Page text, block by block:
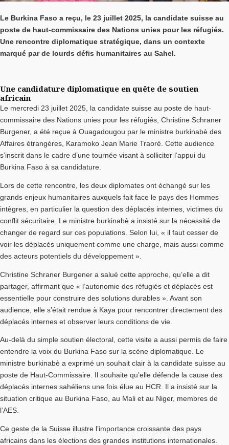
Le Burkina Faso a reçu, le 23 juillet 2025, la candidate suisse au
poste de haut-commissaire des Nations unies pour les réfugiés.
Une rencontre diplomatique stratégique, dans un contexte
marqué par de lourds défis humanitaires au Sahel.
Une candidature diplomatique en quête de soutien
africain
Le mercredi 23 juillet 2025, la candidate suisse au poste de haut-
commissaire des Nations unies pour les réfugiés, Christine Schraner
Burgener, a été reçue à Ouagadougou par le ministre burkinabè des
Affaires étrangères, Karamoko Jean Marie Traoré. Cette audience
s’inscrit dans le cadre d’une tournée visant à solliciter l’appui du
Burkina Faso à sa candidature.
Lors de cette rencontre, les deux diplomates ont échangé sur les
grands enjeux humanitaires auxquels fait face le pays des Hommes
intègres, en particulier la question des déplacés internes, victimes du
conflit sécuritaire. Le ministre burkinabè a insisté sur la nécessité de
changer de regard sur ces populations. Selon lui, « il faut cesser de
voir les déplacés uniquement comme une charge, mais aussi comme
des acteurs potentiels du développement ».
Christine Schraner Burgener a salué cette approche, qu’elle a dit
partager, affirmant que « l’autonomie des réfugiés et déplacés est
essentielle pour construire des solutions durables ». Avant son
audience, elle s’était rendue à Kaya pour rencontrer directement des
déplacés internes et observer leurs conditions de vie.
Au-delà du simple soutien électoral, cette visite a aussi permis de faire
entendre la voix du Burkina Faso sur la scène diplomatique. Le
ministre burkinabè a exprimé un souhait clair à la candidate suisse au
poste de Haut-Commissaire. Il souhaite qu’elle défende la cause des
déplacés internes sahéliens une fois élue au HCR. Il a insisté sur la
situation critique au Burkina Faso, au Mali et au Niger, membres de
l’AES.
Ce geste de la Suisse illustre l’importance croissante des pays
africains dans les élections des grandes institutions internationales.